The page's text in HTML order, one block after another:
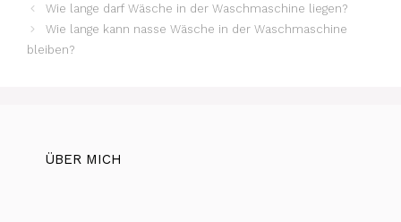
Wie lange darf Wäsche in der Waschmaschine liegen?
Wie lange kann nasse Wäsche in der Waschmaschine
bleiben?
ÜBER MICH